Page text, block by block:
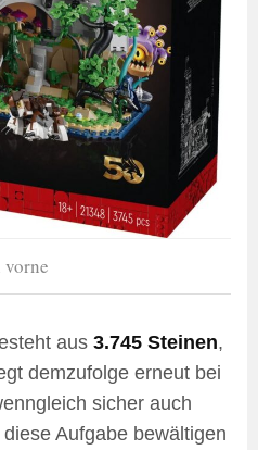
aus 3.745 Steinen,
demzufolge erneut bei
sicher auch
Aufgabe bewältigen